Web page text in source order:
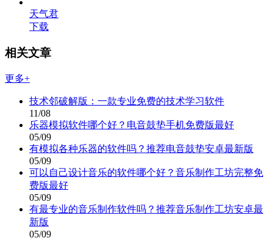
天气君
下载
相关文章
更多+
技术邻破解版：一款专业免费的技术学习软件
11/08
乐器模拟软件哪个好？电音鼓垫手机免费版最好
05/09
有模拟各种乐器的软件吗？推荐电音鼓垫安卓最新版
05/09
可以自己设计音乐的软件哪个好？音乐制作工坊完整免
费版最好
05/09
有最专业的音乐制作软件吗？推荐音乐制作工坊安卓最
新版
05/09